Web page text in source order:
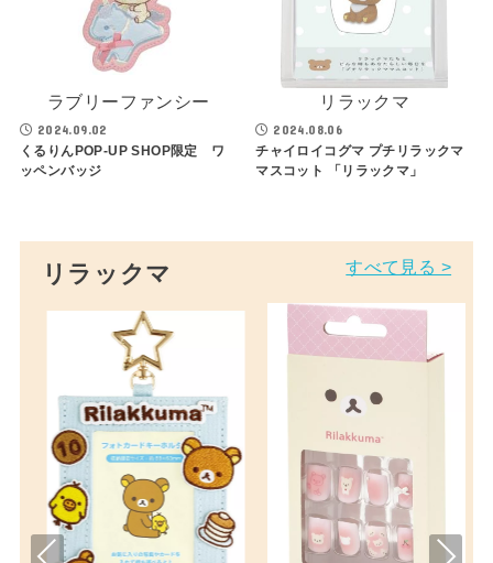
ラブリーファンシー
2024.09.02
くるりんPOP-UP SHOP限定 ワ
ッペンバッジ
リラックマ
2024.08.06
チャイロイコグマ プチリラックマ
マスコット 「リラックマ」
リラックマ すべて見る >
Pre
Nex